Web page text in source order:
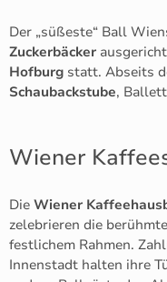
Der „süßeste“ Ball
Zuckerbäcker
Hofburg statt. Abseits
Schaubackstube,
Wiener
Die Wiener
zelebrieren die
festlichem Rahmen.
Innenstadt halten ihre